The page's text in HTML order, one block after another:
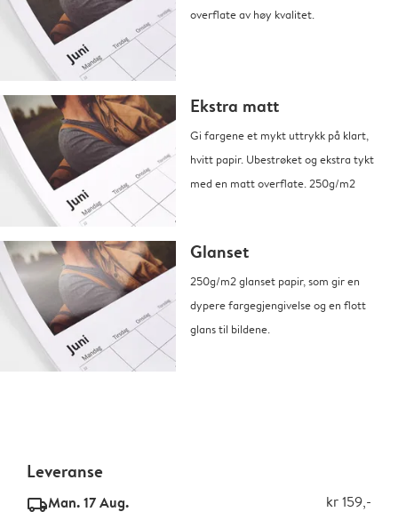
overflate av høy kvalitet.
Ekstra matt
Gi fargene et mykt uttrykk på klart,
hvitt papir. Ubestrøket og ekstra tykt
med en matt overflate. 250g/m2
Glanset
250g/m2 glanset papir, som gir en
dypere fargegjengivelse og en flott
glans til bildene.
Leveranse
delivery_standard_v2Man. 17 Aug. kr 159,-